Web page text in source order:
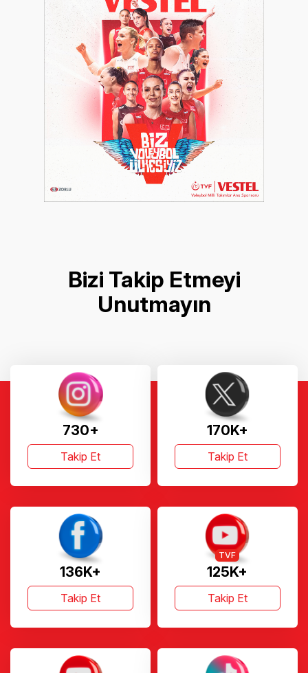
Bizi Takip Etmeyi
Unutmayın
730+
Takip Et
170K+
Takip Et
136K+
Takip Et
125K+
TVF
Takip Et